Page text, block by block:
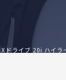
ドライブ 20i ハイ